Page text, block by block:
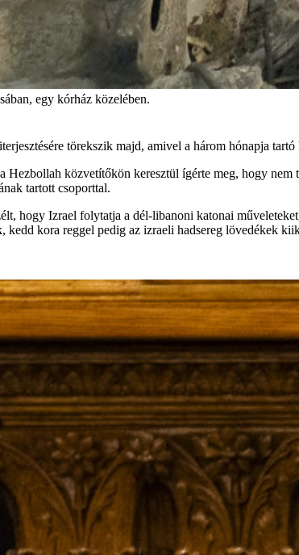
egy kórház közelében.
törekszik majd, amivel a három hónapja tartó
közvetítőkön keresztül ígérte meg, hogy
tartott csoporttal.
hogy Izrael folytatja a dél-libanoni katonai
kora reggel pedig az izraeli hadsereg lövedékek